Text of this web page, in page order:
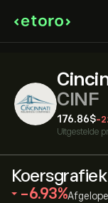
CINF
176.86‎$‎-
Uitgestelde
‎-6.93‎